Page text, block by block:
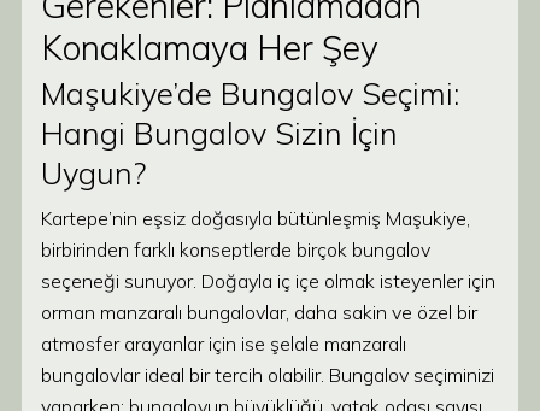
Konaklamaya Her Şey
Maşukiye’de Bungalov Seçimi:
Hangi Bungalov Sizin İçin
Uygun?
Kartepe’nin eşsiz doğasıyla bütünleşmiş Maşukiye,
birbirinden farklı konseptlerde birçok bungalov
seçeneği sunuyor. Doğayla iç içe olmak isteyenler için
orman manzaralı bungalovlar, daha sakin ve özel bir
atmosfer arayanlar için ise şelale manzaralı
bungalovlar ideal bir tercih olabilir. Bungalov seçiminizi
yaparken; bungalovun büyüklüğü, yatak odası sayısı,